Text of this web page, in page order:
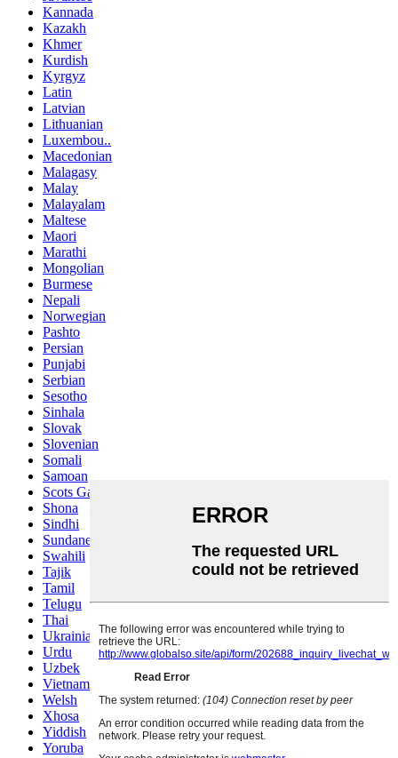
Kannada
Kazakh
Khmer
Kurdish
Kyrgyz
Latin
Latvian
Lithuanian
Luxembou..
Macedonian
Malagasy
Malay
Malayalam
Maltese
Maori
Marathi
Mongolian
Burmese
Nepali
Norwegian
Pashto
Persian
Punjabi
Serbian
Sesotho
Sinhala
Slovak
Slovenian
Somali
Samoan
Scots Gaelic
Shona
Sindhi
Sundanese
Swahili
Tajik
Tamil
Telugu
Thai
Ukrainian
Urdu
Uzbek
Vietnamese
Welsh
Xhosa
Yiddish
Yoruba